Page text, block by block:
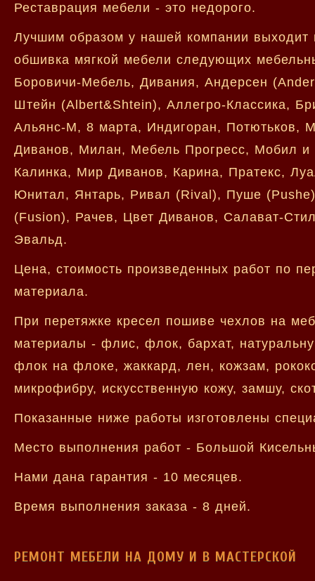
Реставрация мебели - это недорого.
Лучшим образом у нашей компании выходит
обшивка мягкой мебели следующих
Боровичи-Мебель, Дивания, Андерсен
Штейн (Albert&Shtein), Аллегро-Классика,
Альянс-М, 8 марта, Индигоран, Потютьков,
Диванов, Милан, Мебель Прогресс, Мобил
Калинка, Мир Диванов, Карина, Пратекс,
Юнитал, Янтарь, Ривал (Rival), Пуше
(Fusion), Рачев, Цвет Диванов, Салават-
Эвальд.
Цена, стоимость произведенных работ по
материала.
При перетяжке кресел пошиве чехлов на
материалы - флис, флок, бархат,
флок на флоке, жаккард, лен, кожзам,
микрофибру, искусственную кожу, замшу,
Показанные ниже работы изготовлены
Место выполнения работ - Большой
Нами дана гарантия - 10 месяцев.
Время выполнения заказа - 8 дней.
РЕМОНТ МЕБЕЛИ НА ДОМУ И В МАСТЕРСКОЙ